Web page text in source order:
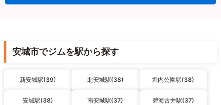
安城市でジムを駅から探す
新安城駅(39) 北安城駅(38) 堀内公園駅(38)
安城駅(38) 南安城駅(37) 碧海古井駅(37)